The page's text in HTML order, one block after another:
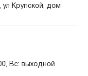
ул Крупской, дом
Вс: выходной